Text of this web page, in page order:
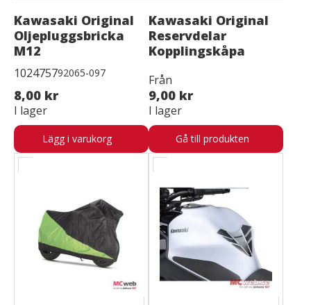
Kawasaki Original
Oljepluggsbricka
M12
102475792065-097
8,00 kr
I lager
Lägg i varukorg
Kawasaki Original
Reservdelar
Kopplingskåpa
Från
9,00 kr
I lager
Gå till produkten